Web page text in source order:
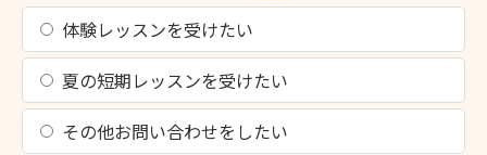
体験レッスンを受けたい
夏の短期レッスンを受けたい
その他お問い合わせをしたい